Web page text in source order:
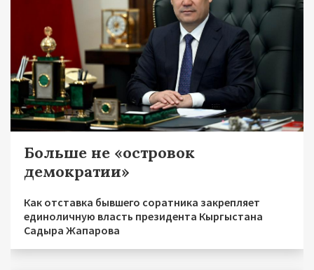
Больше не «островок
демократии»
Как отставка бывшего соратника закрепляет
единоличную власть президента Кыргыстана
Садыра Жапарова